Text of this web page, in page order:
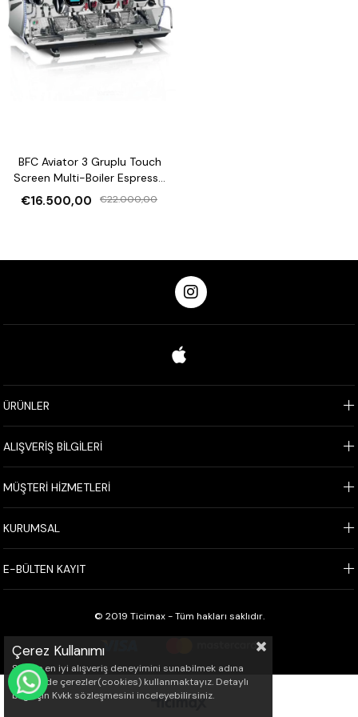
BFC Aviator 3 Gruplu Touch
Screen Multi-Boiler Espresso
Makinesi
€16.500,00 €22.000,00
ÜRÜNLER
ALIŞVERİŞ BİLGİLERİ
MÜŞTERİ HİZMETLERİ
KURUMSAL
E-BÜLTEN KAYIT
© 2019 Ticimax - Tüm hakları saklıdır.
Çerez Kullanımı
Sizlere en iyi alışveriş deneyimini sunabilmek adına
sitemizde çerezler(cookies) kullanmaktayız. Detaylı
bilgi için Kvkk sözleşmesini inceleyebilirsiniz.
WHATSAPP İLE SİPARİŞ VER